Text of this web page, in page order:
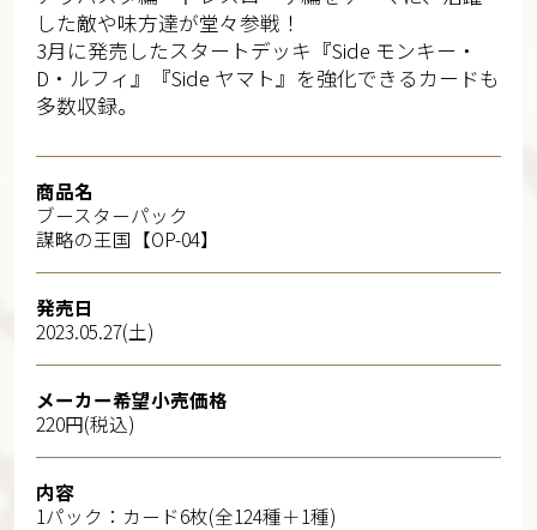
した敵や味方達が堂々参戦！
3月に発売したスタートデッキ『Side モンキー・
D・ルフィ』『Side ヤマト』を強化できるカードも
多数収録。
商品名
ブースターパック
謀略の王国【OP-04】
発売日
2023.05.27(土)
メーカー希望小売価格
220円(税込)
内容
1パック：カード6枚(全124種＋1種)